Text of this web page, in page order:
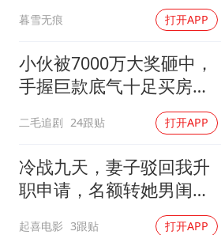
把党建设得
暮雪无痕 打开APP
小伙被7000万大奖砸中，
手握巨款底气十足买房不
二毛追剧 24跟贴 打开APP
冷战九天，妻子驳回我升
职申请，名额转她男闺
蜜，我转身办妥1件事
起喜电影 3跟贴 打开APP